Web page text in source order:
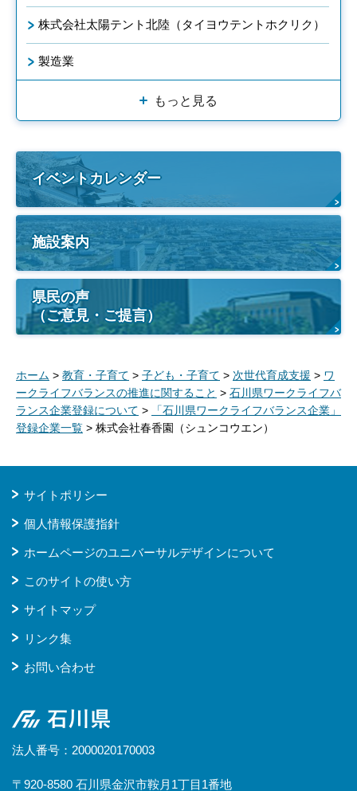
株式会社太陽テント北陸（タイヨウテントホクリク）
製造業
もっと見る
イベントカレンダー
施設案内
県民の声
（ご意見・ご提言）
ホーム > 教育・子育て > 子ども・子育て > 次世代育成支援 > ワ
ークライフバランスの推進に関すること > 石川県ワークライフバ
ランス企業登録について >
「石川県ワークライフバランス企業」
登録企業一覧 > 株式会社春香園（シュンコウエン）
サイトポリシー
個人情報保護指針
ホームページのユニバーサルデザインについて
このサイトの使い方
サイトマップ
リンク集
お問い合わせ
石川県
法人番号：2000020170003
〒920-8580 石川県金沢市鞍月1丁目1番地